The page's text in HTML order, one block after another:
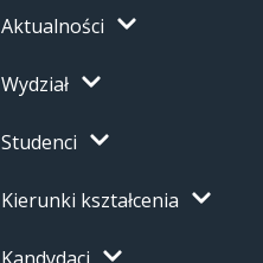
Aktualności
Wydział
Studenci
Kierunki kształcenia